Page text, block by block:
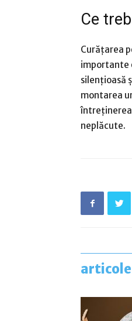
Ce
Curățarea
importante
silențioasă
montarea
întreținerea
neplăcute.